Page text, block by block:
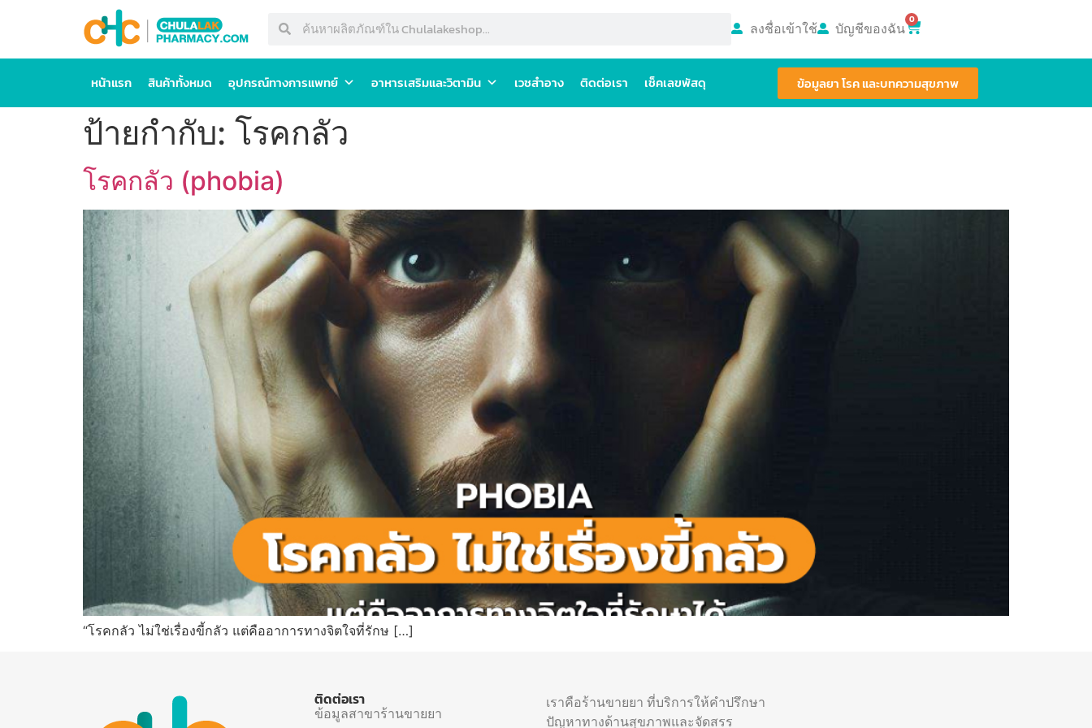
ลงชื่อเข้าใช้ บัญชีของฉัน 0
หน้าแรก สินค้าทั้งหมด อุปกรณ์ทางการแพทย์ อาหารเสริมและวิตามิน เวชสำอาง ติดต่อเรา เช็คเลขพัสดุ ข้อมูลยา โรค และบทความสุขภาพ
ป้ายกำกับ: โรคกลัว
โรคกลัว (phobia)
“โรคกลัว ไม่ใช่เรื่องขี้กลัว แต่คืออาการทางจิตใจที่รักษ […]
ติดต่อเรา
ข้อมูลสาขาร้านขายยา
เราคือร้านขายยา ที่บริการให้คำปรึกษา
ปัญหาทางด้านสุขภาพและจัดสรร